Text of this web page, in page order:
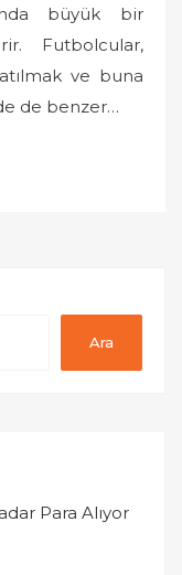
büyük bir
Futbolcular,
ve buna
de benzer…
Ara
Para Alıyor